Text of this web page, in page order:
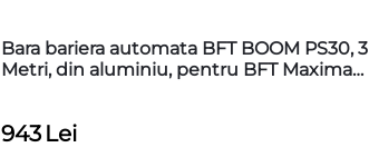
Bara bariera automata BFT BOOM PS30, 3
Metri, din aluminiu, pentru BFT Maxima
943 Lei